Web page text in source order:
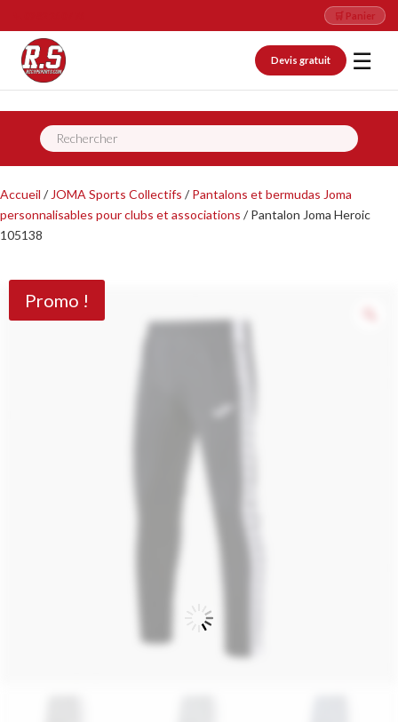
🛒 Panier
Devis gratuit ☰
Recherche
de
Accueil / JOMA Sports Collectifs /Pantalons et bermudas Joma
personnalisables pour clubs et associations / Pantalon Joma Heroic
105138
Promo !